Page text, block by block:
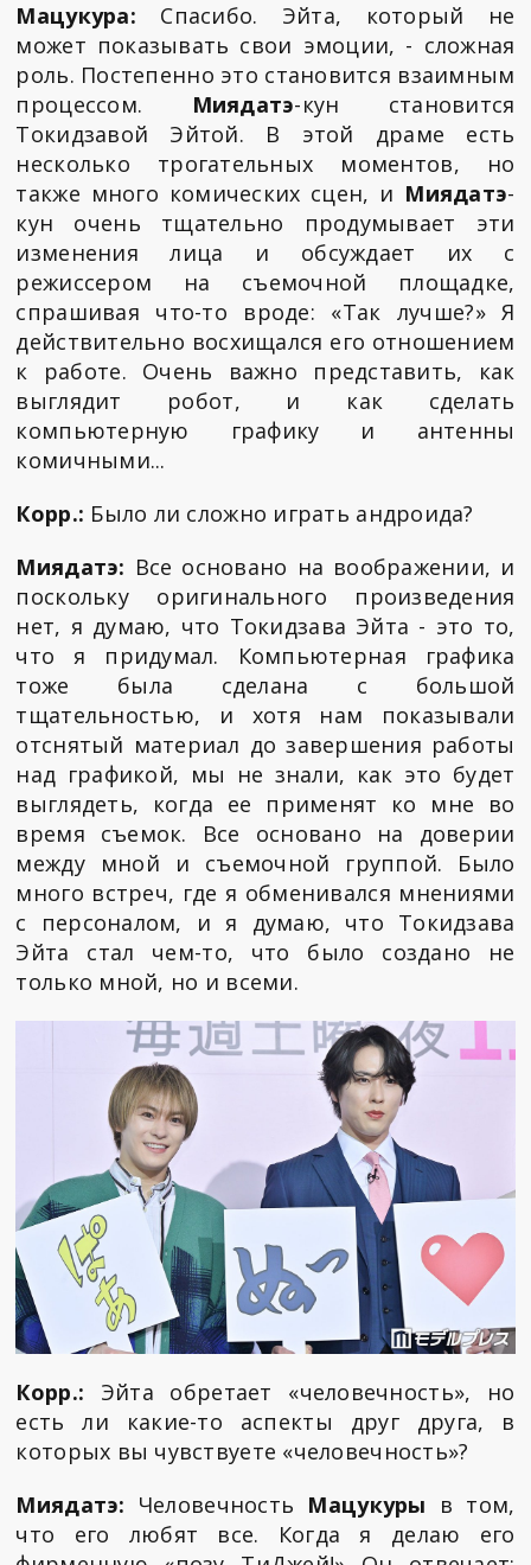
Мацукура: Спасибо. Эйта, который не
может показывать свои эмоции, - сложная
роль. Постепенно это становится взаимным
процессом.
Миядатэ-кун становится
Токидзавой Эйтой. В этой драме есть
несколько трогательных моментов, но
также много комических сцен, и Миядатэ-
кун очень тщательно продумывает эти
изменения лица и обсуждает их с
режиссером на съемочной площадке,
спрашивая что-то вроде: «Так лучше?» Я
действительно восхищался его отношением
к работе. Очень важно представить, как
выглядит робот, и как сделать
компьютерную графику и антенны
комичными...
Корр.: Было ли сложно играть андроида?
Миядатэ: Все основано на воображении, и
поскольку оригинального произведения
нет, я думаю, что Токидзава Эйта - это то,
что я придумал. Компьютерная графика
тоже была сделана с большой
тщательностью, и хотя нам показывали
отснятый материал до завершения работы
над графикой, мы не знали, как это будет
выглядеть, когда ее применят ко мне во
время съемок. Все основано на доверии
между мной и съемочной группой. Было
много встреч, где я обменивался мнениями
с персоналом, и я думаю, что Токидзава
Эйта стал чем-то, что было создано не
только мной, но и всеми.
Корр.: Эйта обретает «человечность», но
есть ли какие-то аспекты друг друга, в
которых вы чувствуете «человечность»?
Миядатэ: Человечность Мацукуры в том,
что его любят все. Когда я делаю его